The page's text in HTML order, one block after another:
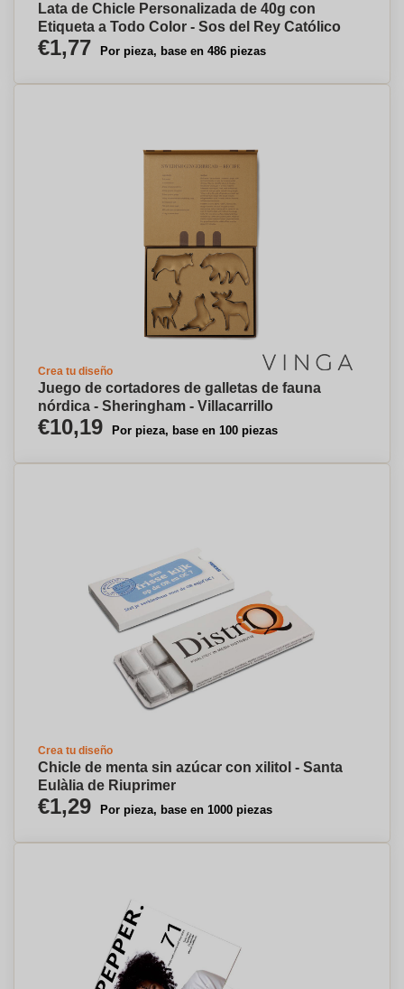
Lata de Chicle Personalizada de 40g con
Etiqueta a Todo Color - Sos del Rey Católico
€1,77 Por pieza, base en 486 piezas
Crea tu diseño
Juego de cortadores de galletas de fauna
nórdica - Sheringham - Villacarrillo
€10,19 Por pieza, base en 100 piezas
Crea tu diseño
Chicle de menta sin azúcar con xilitol - Santa
Eulàlia de Riuprimer
€1,29 Por pieza, base en 1000 piezas